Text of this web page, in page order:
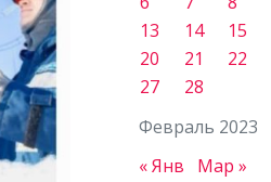
Февраль 2023
13
14 15
20
21 22
27
28
« Янв Мар »